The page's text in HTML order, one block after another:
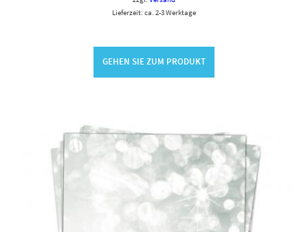
Lieferzeit: ca. 2-3 Werktage
GEHEN SIE ZUM PRODUKT